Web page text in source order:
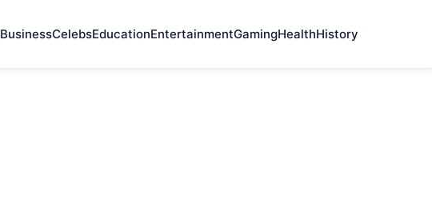
BusinessCelebsEducationEntertainmentGamingHealthHistory